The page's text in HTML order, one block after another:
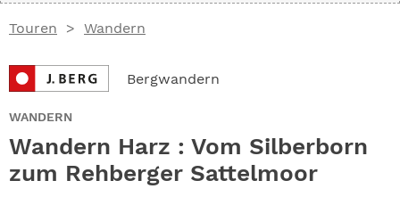
Touren Wandern
Bergwandern
WANDERN
Wandern Harz : Vom Silberborn
zum Rehberger Sattelmoor
ABO
GEWINNEN
NEWSLETTER